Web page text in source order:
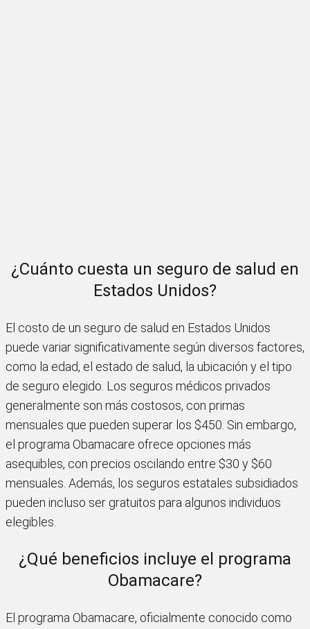
¿Cuánto cuesta un seguro de salud en
Estados Unidos?
El costo de un seguro de salud en Estados Unidos
puede variar significativamente según diversos factores,
como la edad, el estado de salud, la ubicación y el tipo
de seguro elegido. Los seguros médicos privados
generalmente son más costosos, con primas
mensuales que pueden superar los $450. Sin embargo,
el programa Obamacare ofrece opciones más
asequibles, con precios oscilando entre $30 y $60
mensuales. Además, los seguros estatales subsidiados
pueden incluso ser gratuitos para algunos individuos
elegibles.
¿Qué beneficios incluye el programa
Obamacare?
El programa Obamacare, oficialmente conocido como